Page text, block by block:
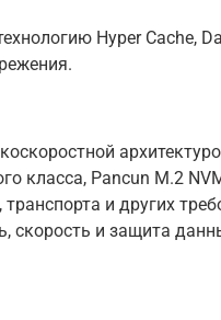
Hyper Cache,
Pancun M.2
и других
скорость и защита